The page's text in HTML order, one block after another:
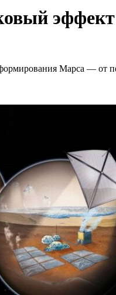
Марса — от